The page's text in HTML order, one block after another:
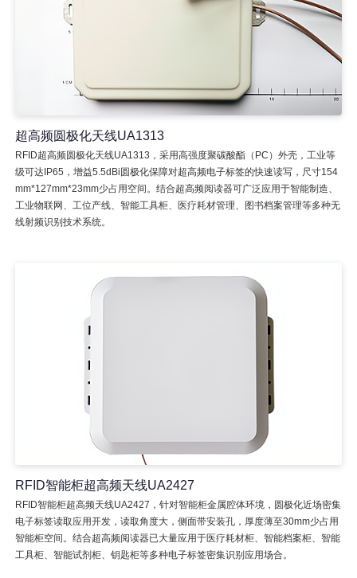
超高频圆极化天线UA1313
RFID超高频圆极化天线UA1313，采用高强度聚碳酸酯（PC）外壳，工业等
级可达IP65，增益5.5dBi圆极化保障对超高频电子标签的快速读写，尺寸154
mm*127mm*23mm少占用空间。结合超高频阅读器可广泛应用于智能制造、
工业物联网、工位产线、智能工具柜、医疗耗材管理、图书档案管理等多种无
线射频识别技术系统。
RFID智能柜超高频天线UA2427
RFID智能柜超高频天线UA2427，针对智能柜金属腔体环境，圆极化近场密集
电子标签读取应用开发，读取角度大，侧面带安装孔，厚度薄至30mm少占用
智能柜空间。结合超高频阅读器已大量应用于医疗耗材柜、智能档案柜、智能
工具柜、智能试剂柜、钥匙柜等多种电子标签密集识别应用场合。